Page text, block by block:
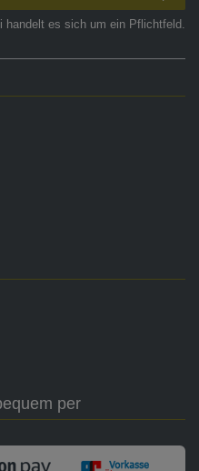
handelt es sich um ein Pflichtfeld.
per